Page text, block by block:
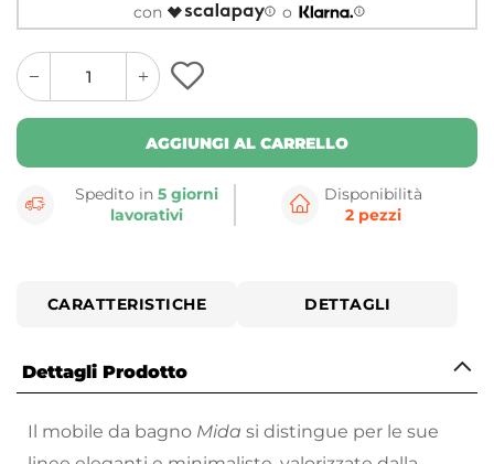
con
o
quantity
button
quantity
minus
button
AGGIUNGI AL CARRELLO
Spedito in5 giorni
lavorativi
Disponibilità
2 pezzi
CARATTERISTICHE DETTAGLI
Dettagli Prodotto
Il mobile da bagno Mida si distingue per le sue